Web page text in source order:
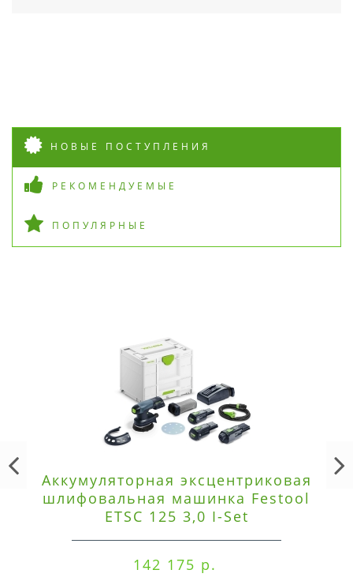
НОВЫЕ ПОСТУПЛЕНИЯ
РЕКОМЕНДУЕМЫЕ
ПОПУЛЯРНЫЕ
Аккумуляторная эксцентриковая
шлифовальная машинка Festool
ETSC 125 3,0 I-Set
142 175 р.